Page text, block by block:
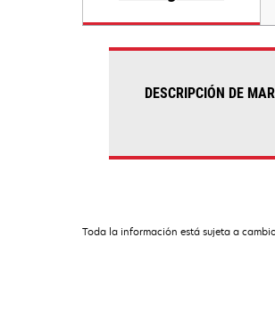
DESCRIPCIÓN DE
Toda la información está sujeta a